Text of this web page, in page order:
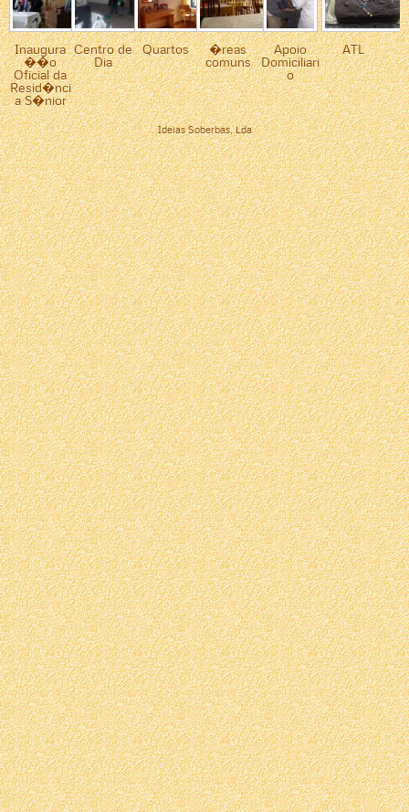
Inaugura
��o
Oficial da
Resid�nci
a S�nior
Centro de
Dia
Quartos �reas
comuns
Apoio
Domiciliari
o
ATL
Ideias Soberbas, Lda